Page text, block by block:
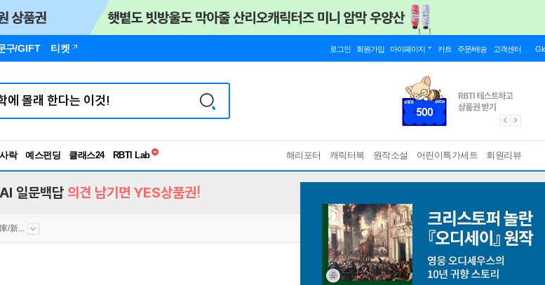
구/GIFT 티켓 로그인 회원가입 마이페이지 카트 주문/배송 고객센터
사락 예스펀딩 클래스24
독서유형검사
해리포터 캐릭터북 원작소설 어린이특가세트 회원리뷰
AI 일문백답 의견 남기면 YES상품권!
/新...